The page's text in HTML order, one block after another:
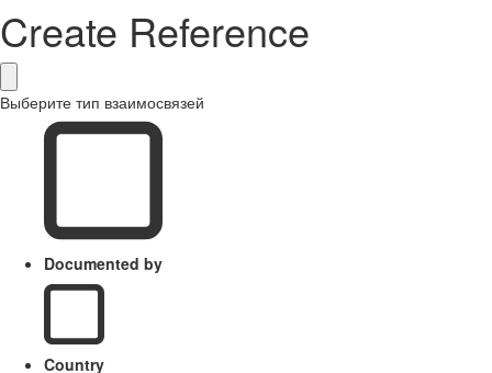
Create Reference
Выберите тип взаимосвязей
Documented by
Country